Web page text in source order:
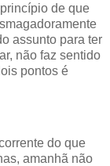
de que
assunto para ter
não faz sentido
pontos é
do que
amanhã não